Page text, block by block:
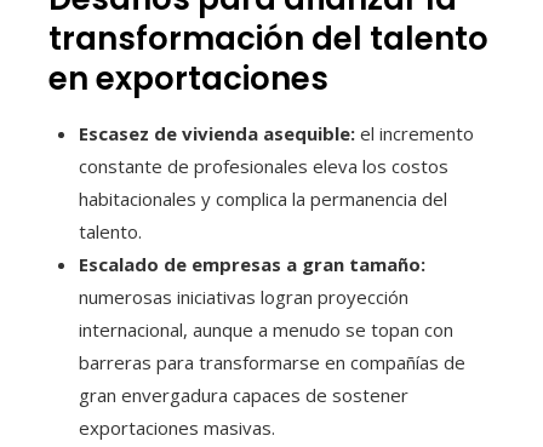
transformación del talento
en exportaciones
Escasez de vivienda asequible: el incremento
constante de profesionales eleva los costos
habitacionales y complica la permanencia del
talento.
Escalado de empresas a gran tamaño:
numerosas iniciativas logran proyección
internacional, aunque a menudo se topan con
barreras para transformarse en compañías de
gran envergadura capaces de sostener
exportaciones masivas.